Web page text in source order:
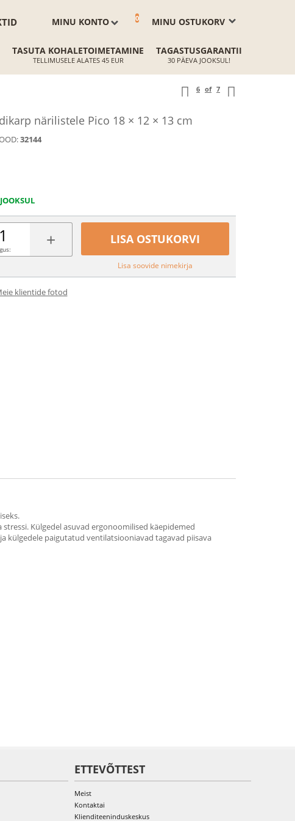
MINU OSTUKORV
0
MINU KONTO
TASUTA KOHALETOIMETAMINE
TELLIMUSELE ALATES 45 EUR
TAGASTUSGARANTII
30 PÄEVA JOOKSUL!
6 of 7
närilistele Pico 18 × 12 × 13 cm
32144
+ LISA OSTUKORVI
Lisa soovide nimekirja
klientide fotod
Külgedel asuvad ergonoomilised käepidemed
külgedele paigutatud ventilatsiooniavad tagavad piisava
ETTEVÕTTEST
Meist
Kontaktai
Klienditeeninduskeskus